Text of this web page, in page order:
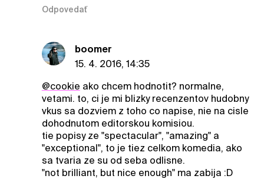
Odpovedať
boomer
15. 4. 2016, 14:35
@cookie ako chcem hodnotit? normalne,
vetami. to, ci je mi blizky recenzentov hudobny
vkus sa dozviem z toho co napise, nie na cisle
dohodnutom editorskou komisiou.
tie popisy ze "spectacular", "amazing" a
"exceptional", to je tiez celkom komedia, ako
sa tvaria ze su od seba odlisne.
"not brilliant, but nice enough" ma zabija :D